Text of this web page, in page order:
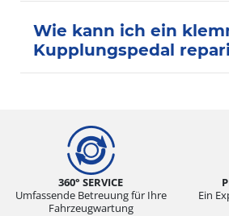
Wie kann ich ein
Kupplungspedal
360° SERVICE
Umfassende Betreuung für Ihre
Fahrzeugwartung
Ein